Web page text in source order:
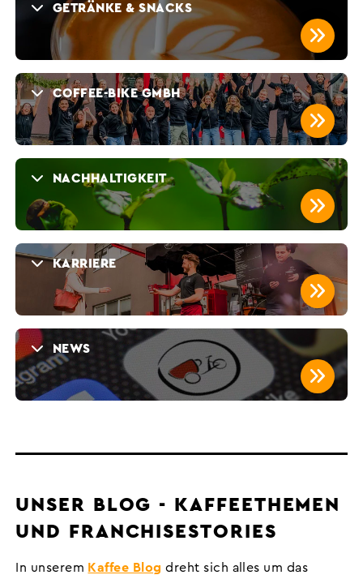
.
GETRÄNKE & SNACKS
.
COFFEE-BIKE GMBH
.
NACHHALTIGKEIT
.
KARRIERE
.
NEWS
UNSER BLOG - KAFFEETHEMEN
UND FRANCHISESTORIES
In unserem Kaffee Blog dreht sich alles um das